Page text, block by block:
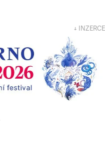
↓ INZERCE